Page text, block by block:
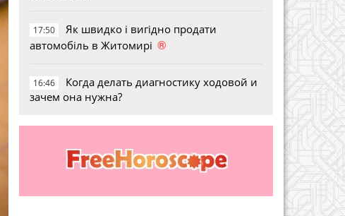
17:50
Як швидко і вигідно продати
автомобіль в Житомирі ®
16:46
Когда делать диагностику ходовой и
зачем она нужна?